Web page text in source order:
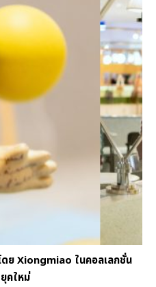
ดย Xiongmiao ในคอลเลกชั่น
คใหม่